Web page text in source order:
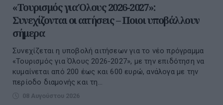
«Τουρισμός για Όλους 2026-2027»:
Συνεχίζονται οι αιτήσεις – Ποιοι υποβάλλουν
σήμερα
Συνεχίζεται η υποβολή αιτήσεων για το νέο πρόγραμμα
«Τουρισμός για Όλους 2026-2027», με την επιδότηση να
κυμαίνεται από 200 έως και 600 ευρώ, ανάλογα με την
περίοδο διαμονής και τη...
08 Αυγούστου 2026